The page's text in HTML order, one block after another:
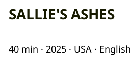
SALLIE'S ASHES
40 min · 2025 · USA · English